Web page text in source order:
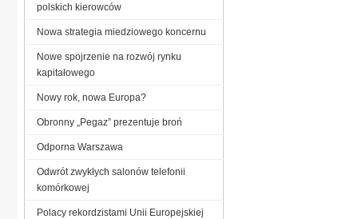
polskich kierowców
Nowa strategia miedziowego koncernu
Nowe spojrzenie na rozwój rynku
kapitałowego
Nowy rok, nowa Europa?
Obronny „Pegaz” prezentuje broń
Odporna Warszawa
Odwrót zwykłych salonów telefonii
komórkowej
Polacy rekordzistami Unii Europejskiej